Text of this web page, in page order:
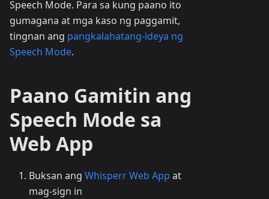
Speech Mode. Para sa kung paano ito
gumagana at mga kaso ng paggamit,
tingnan ang pangkalahatang-ideya ng
Speech Mode.
Paano Gamitin ang
Speech Mode sa
Web App
Buksan ang Whisperr Web App at
mag-sign in